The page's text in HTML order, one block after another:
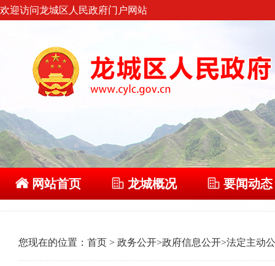
欢迎访问龙城区人民政府门户网站
网站首页 龙城概况 要闻动态
您现在的位置： 首页 > 政务公开>政府信息公开>法定主动